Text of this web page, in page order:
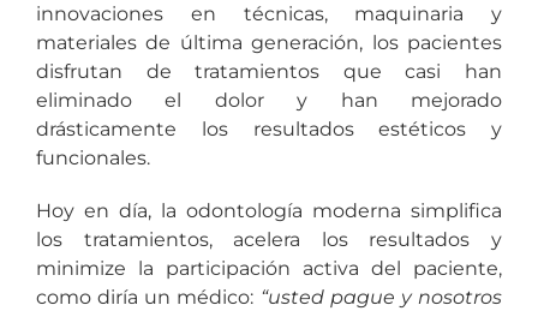
innovaciones en técnicas, maquinaria y
materiales de última generación, los pacientes
disfrutan de tratamientos que casi han
eliminado el dolor y han mejorado
drásticamente los resultados estéticos y
funcionales.
Hoy en día, la odontología moderna simplifica
los tratamientos, acelera los resultados y
minimize la participación activa del paciente,
como diría un médico: “usted pague y nosotros